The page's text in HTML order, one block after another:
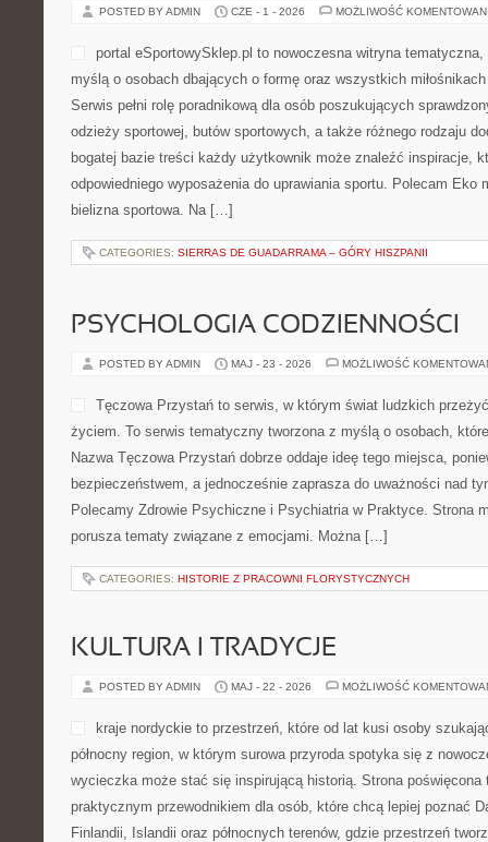
POSTED BY ADMIN CZE - 1 - 2026 MOŻLIWOŚĆ
portal eSportowySklep.pl to nowoczesna witryna tematyczna,
myślą o osobach dbających o formę oraz wszystkich
Serwis pełni rolę poradnikową dla osób poszukujących
odzieży sportowej, butów sportowych, a także różnego rodzaju
bogatej bazie treści każdy użytkownik może znaleźć inspiracje,
odpowiedniego wyposażenia do uprawiania sportu. Polecam Eko
bielizna sportowa. Na […]
CATEGORIES: SIERRAS DE GUADARRAMA – GÓRY HISZPANII
PSYCHOLOGIA CODZIENNOŚCI
POSTED BY ADMIN MAJ - 23 - 2026 MOŻLIWOŚĆ
Tęczowa Przystań to serwis, w którym świat ludzkich
życiem. To serwis tematyczny tworzona z myślą o osobach,
Nazwa Tęczowa Przystań dobrze oddaje ideę tego miejsca,
bezpieczeństwem, a jednocześnie zaprasza do uważności nad
Polecamy Zdrowie Psychiczne i Psychiatria w Praktyce. Strona
porusza tematy związane z emocjami. Można […]
CATEGORIES: HISTORIE Z PRACOWNI FLORYSTYCZNYCH
KULTURA I TRADYCJE
POSTED BY ADMIN MAJ - 22 - 2026 MOŻLIWOŚĆ
kraje nordyckie to przestrzeń, które od lat kusi osoby
północny region, w którym surowa przyroda spotyka się z
wycieczka może stać się inspirującą historią. Strona
praktycznym przewodnikiem dla osób, które chcą lepiej poznać
Finlandii, Islandii oraz północnych terenów, gdzie przestrzeń